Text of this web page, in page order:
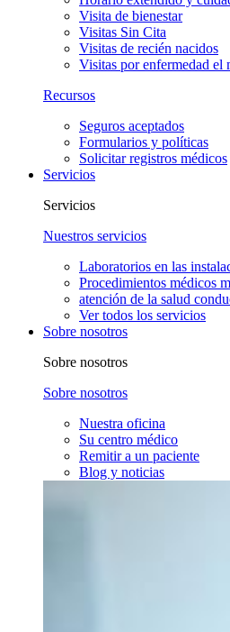
Visita de bienestar
Visitas Sin Cita
Visitas de recién nacidos
Visitas por enfermedad el
Recursos
Seguros aceptados
Formularios y políticas
Solicitar registros médicos
Servicios
Servicios
Nuestros servicios
Laboratorios en las
Procedimientos médicos
atención de la salud
Ver todos los servicios
Sobre nosotros
Sobre nosotros
Sobre nosotros
Nuestra oficina
Su centro médico
Remitir a un paciente
Blog y noticias